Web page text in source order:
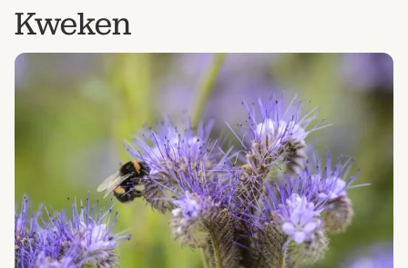
Kweken